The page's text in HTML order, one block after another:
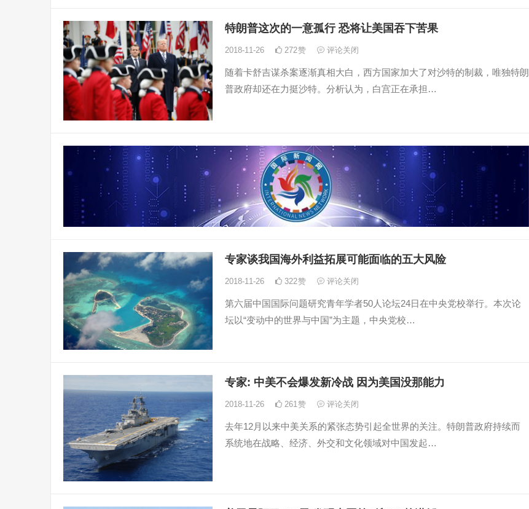
特朗普这次的一意孤行 恐将让美国吞下苦果
2018-11-26 272赞 评论关闭
随着卡舒吉谋杀案逐渐真相大白，西方国家加大了对沙特的制裁，唯独特朗
普政府却还在力挺沙特。分析认为，白宫正在承担…
专家谈我国海外利益拓展可能面临的五大风险
2018-11-26 322赞 评论关闭
第六届中国国际问题研究青年学者50人论坛24日在中央党校举行。本次论
坛以“变动中的世界与中国”为主题，中央党校…
专家: 中美不会爆发新冷战 因为美国没那能力
2018-11-26 261 赞 评论关闭
去年12月以来中美关系的紧张态势引起全世界的关注。特朗普政府持续而
系统地在战略、经济、外交和文化领域对中国发起…